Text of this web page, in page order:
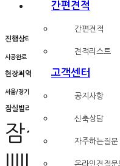
간편견적
간편견적
견적리스트
고객센터
공지사항
신축상담
자주하는질문
온라인견적문
진행상태
시공완료
현장지역
서울/경기/인천
잠실빌라 kcc창호+인테리어 후기
잠실빌라 시